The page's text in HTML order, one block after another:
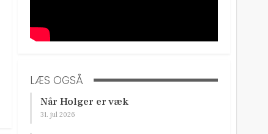
LÆS OGSÅ
Når Holger er væk
31. jul 2026